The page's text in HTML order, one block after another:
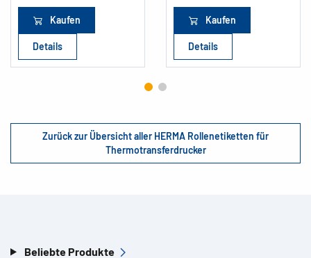
Kaufen
Details
Kaufen
Details
Zurück zur Übersicht aller HERMA Rollenetiketten für
Thermotransferdrucker
Beliebte Produkte